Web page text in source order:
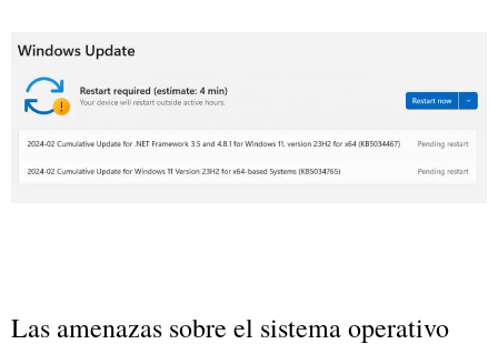
Las amenazas sobre el sistema operativo